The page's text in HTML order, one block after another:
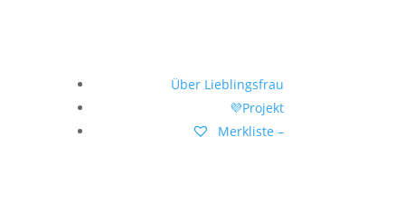
Über Lieblingsfrau
💜Projekt
Merkliste –